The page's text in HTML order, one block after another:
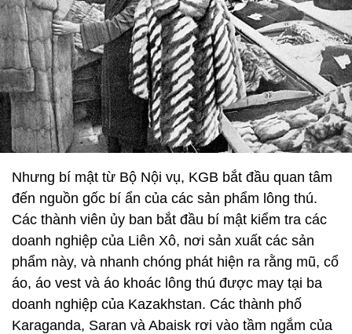
Nhưng bí mật từ Bộ Nội vụ, KGB bắt đầu quan tâm
đến nguồn gốc bí ẩn của các sản phẩm lông thú.
Các thành viên ủy ban bắt đầu bí mật kiểm tra các
doanh nghiệp của Liên Xô, nơi sản xuất các sản
phẩm này, và nhanh chóng phát hiện ra rằng mũ, cổ
áo, áo vest và áo khoác lông thú được may tại ba
doanh nghiệp của Kazakhstan. Các thành phố
Karaganda, Saran và Abaisk rơi vào tầm ngắm của